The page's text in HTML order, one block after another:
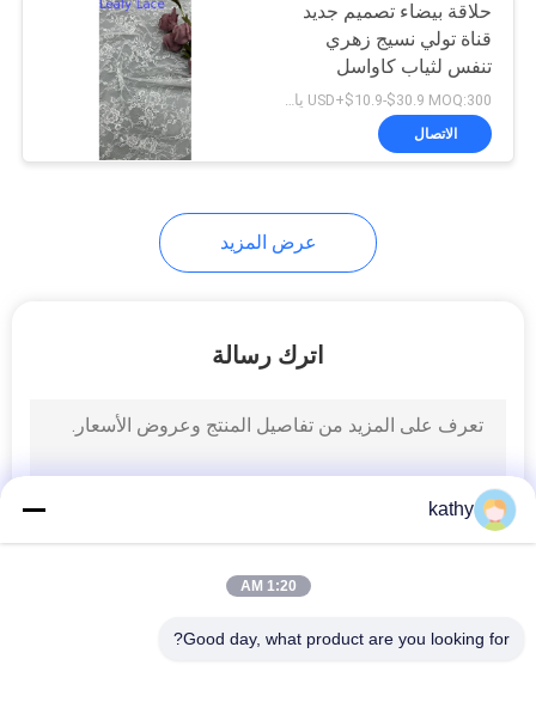
قماش شبكي تول
نسيج فويل مطبوع
نسيج التطريز مطرز
39
حلاقة بيضاء تصميم جديد
قناة تولي نسيج زهري
تنفس لثياب كاواسل
USD+$10.9-$30.9 MOQ:300 ياردة
الاتصال
عرض المزيد
اترك رسالة
kathy
1:20 AM
Good day, what product are you looking for?